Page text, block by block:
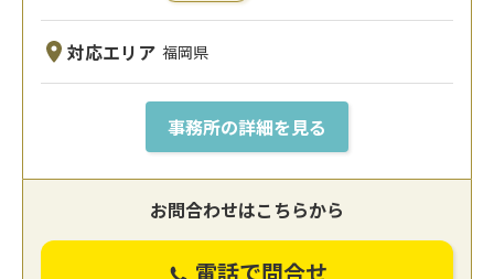
対応エリア 福岡県
事務所の詳細を見る
お問合わせはこちらから
電話で問合せ